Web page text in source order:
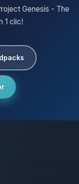
Genesis - The
1 clic!